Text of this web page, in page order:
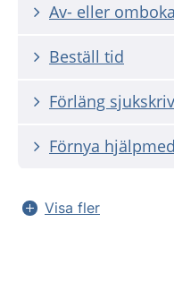
Av- eller
Beställ tid
Förläng
Förnya
Visa fler